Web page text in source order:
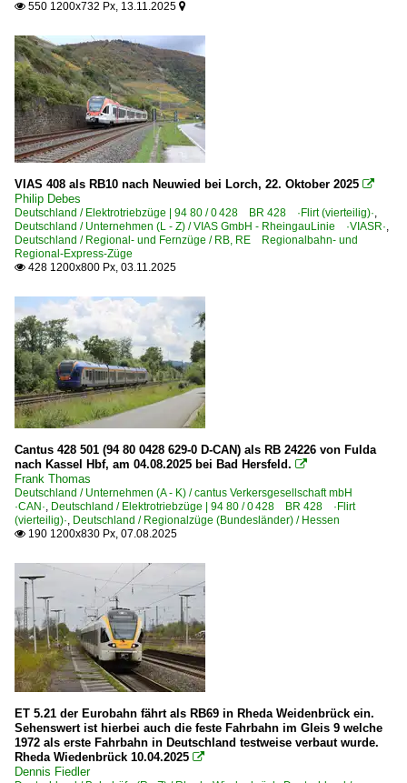
Sonstiges
Inneneinrichtungen
Kurioses
Stimmungsbilder
Strecken | KBS 300-399
350 Hannover – Kreiensen – Göttingen (–Kassel)
370 Bielefeld – Minden – Wunstorf – Hannover
385 (Wanne-Eickel–) Münster – Bremen (–Hamburg)
Strecken | KBS 400-499
405 Herford – Detmold – Himmighausen ·Lippische
411 (Dortmund–) Lünen Preußen – Münster 'ADAC-
415 Duisburg – Mülheim – Essen – Bochum – Dortmund
415.1 (Solingen–) Düsseldorf – Duisburg – Essen –
425 Wanne-Eickel – Münster (–Hamburg)
428 Bochum – Herne
430 Hamm – Soest – Paderborn – Altenbeken – Kassel
440 Hagen – Finnentrop – Kreuztal – Siegen ·Ruhr-Sieg-
455 Hagen – Schwerte – Holzwickede Unna – Hamm
465 Köln – Troisdorf – Neuwied – Niederlahnstein ·rechte
466 Wiesbaden – Kaub – Niederlahnstein ·rechte
470 Köln – Bonn – Remagen – Koblenz ·linke
485 Aachen – Mönchengladbach – Düsseldorf –
485 Viersen – Boisheim – Kaldenkirchen (–Venlo)
Strecken | KBS 500-599
590 Eichenberg – Hann. Münden (–Kassel) ·Halle-
 550 1200x732 Px, 13.11.2025 
VIAS 408 als RB10 nach Neuwied bei Lorch, 22. Oktober 2025 
Philip Debes
Deutschland / Elektrotriebzüge | 94 80 / 0 428 BR 428 ·Flirt (vierteilig)·,
Deutschland / Unternehmen (L - Z) / VIAS GmbH - RheingauLinie ·VIASR·,
Deutschland / Regional- und Fernzüge / RB, RE Regionalbahn- und
Regional-Express-Züge
 428 1200x800 Px, 03.11.2025
Cantus 428 501 (94 80 0428 629-0 D-CAN) als RB 24226 von Fulda
nach Kassel Hbf, am 04.08.2025 bei Bad Hersfeld. 
Frank Thomas
Deutschland / Unternehmen (A - K) / cantus Verkersgesellschaft mbH
·CAN·, Deutschland / Elektrotriebzüge | 94 80 / 0 428 BR 428 ·Flirt
(vierteilig)·, Deutschland / Regionalzüge (Bundesländer) / Hessen
 190 1200x830 Px, 07.08.2025
ET 5.21 der Eurobahn fährt als RB69 in Rheda Weidenbrück ein.
Sehenswert ist hierbei auch die feste Fahrbahn im Gleis 9 welche
1972 als erste Fahrbahn in Deutschland testweise verbaut wurde.
Rheda Wiedenbrück 10.04.2025 
Dennis Fiedler